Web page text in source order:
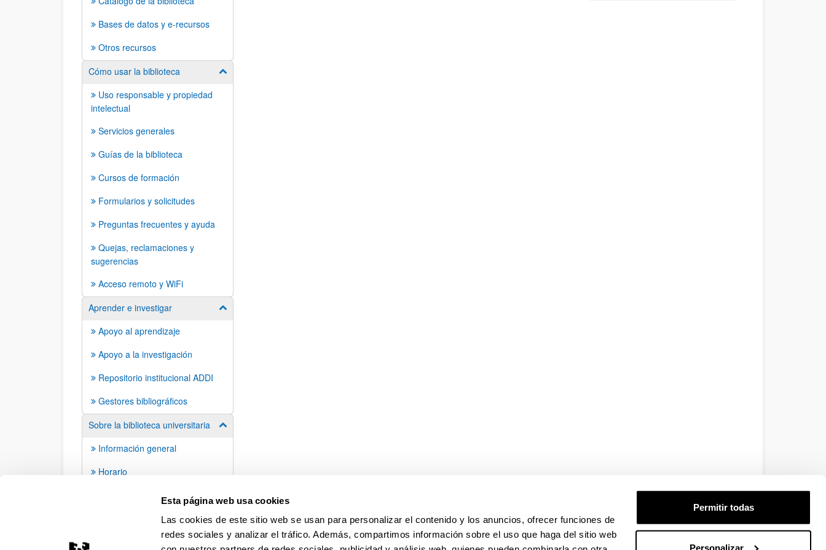
Esta página web usa cookies
Las cookies de este sitio web se usan para personalizar el contenido y los anuncios, ofrecer funciones de
redes sociales y analizar el tráfico. Además, compartimos información sobre el uso que haga del sitio web
Permitir todas
Personalizar
Bases de datos y e-recursos
Otros recursos
Cómo usar la biblioteca
Mostrar/ocultar subpáginas
Uso responsable y propiedad
intelectual
Servicios generales
Guías de la biblioteca
Cursos de formación
Formularios y solicitudes
Preguntas frecuentes y ayuda
Quejas, reclamaciones y
sugerencias
Acceso remoto y WiFi
Aprender e investigar
Mostrar/ocultar subpáginas
Apoyo al aprendizaje
Apoyo a la investigación
Repositorio institucional ADDI
Gestores bibliográficos
Sobre la biblioteca universitaria
Mostrar/ocultar subpáginas
Información general
Horario